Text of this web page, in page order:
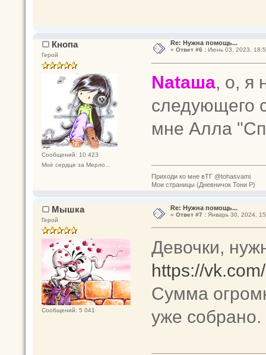
Кнопа
Герой
Сообщений: 10 423
Моё сердце за Мерло...
Re: Нужна помощь...
« Ответ #6 :Июнь 03, 2023,
Nataшa, о, я
следующего
мне Алла
Приходи ко мне вТГ @tohasvami
Мои страницы (Дневничок Тони Р)
Мышка
Герой
Сообщений: 5 041
Re: Нужна помощь...
« Ответ #7 :Январь 30, 2024,
Девочки,
https://
Сумма
уже